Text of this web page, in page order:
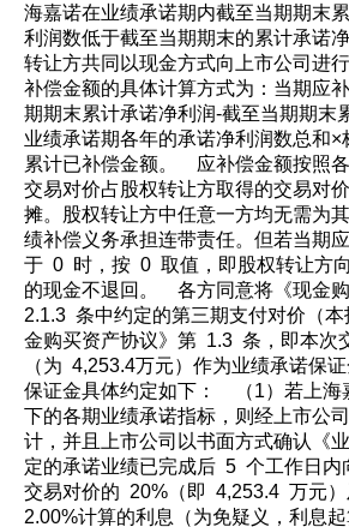
海嘉诺在业绩承诺期内截至当期期末
利润数低于截至当期期末的累计承诺
转让方共同以现金方式向上市公司进
补偿金额的具体计算方式为：当期应
期期末累计承诺净利润-截至当期期末
业绩承诺期各年的承诺净利润数总和×
累计已补偿金额。 应补偿金额按照
交易对价占股权转让方取得的交易对
摊。股权转让方中任意一方均无需为
绩补偿义务承担连带责任。但若当期
于 0 时，按 0 取值，即股权转让方
的现金不退回。 各方同意将《现金
2.1.3 条中约定的第三期支付对价（
金购买资产协议》第 1.3 条，即本次
（为 4,253.4万元）作为业绩承诺保
保证金具体约定如下： （1）若上海
下的各期业绩承诺指标，则经上市公
计，并且上市公司以书面方式确认《
定的承诺业绩已完成后 5 个工作日内
交易对价的 20%（即 4,253.4 万元）
2.00%计算的利息（为免疑义，利息